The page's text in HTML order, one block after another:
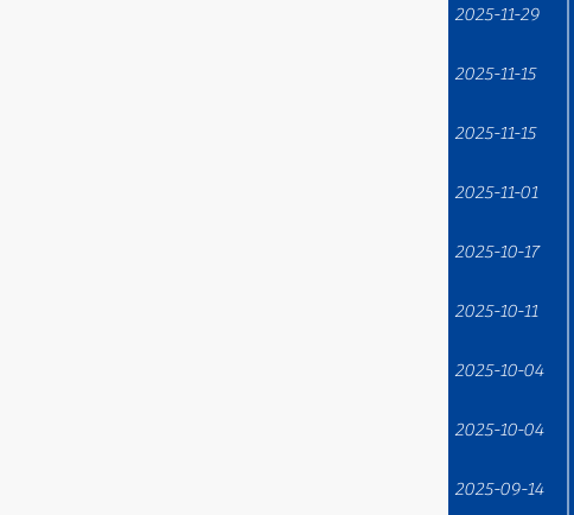
2025-11-29
2025-11-15
2025-11-15
2025-11-01
2025-10-17
2025-10-11
2025-10-04
2025-10-04
2025-09-14